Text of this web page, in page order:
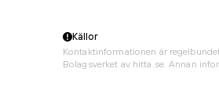
Källor
Kontaktinformationen är
Bolagsverket av hitta.se. Annan